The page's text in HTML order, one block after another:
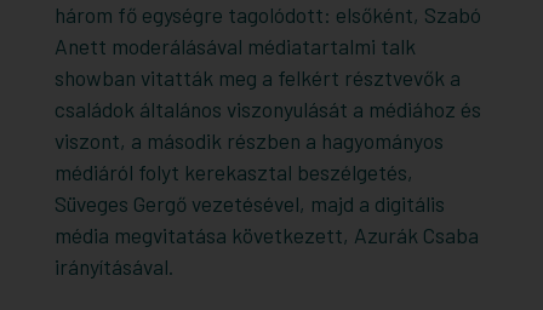
három fő egységre tagolódott: elsőként, Szabó
Anett moderálásával médiatartalmi talk
showban vitatták meg a felkért résztvevők a
családok általános viszonyulását a médiához és
viszont, a második részben a hagyományos
médiáról folyt kerekasztal beszélgetés,
Süveges Gergő vezetésével, majd a digitális
média megvitatása következett, Azurák Csaba
irányításával.